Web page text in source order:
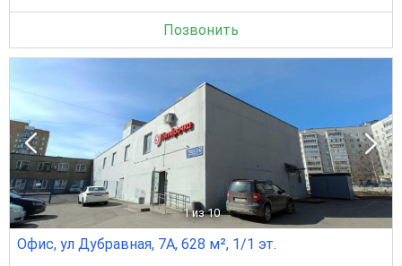
Позвонить
1 из 10
Офис, ул Дубравная, 7А, 628 м², 1/1 эт.